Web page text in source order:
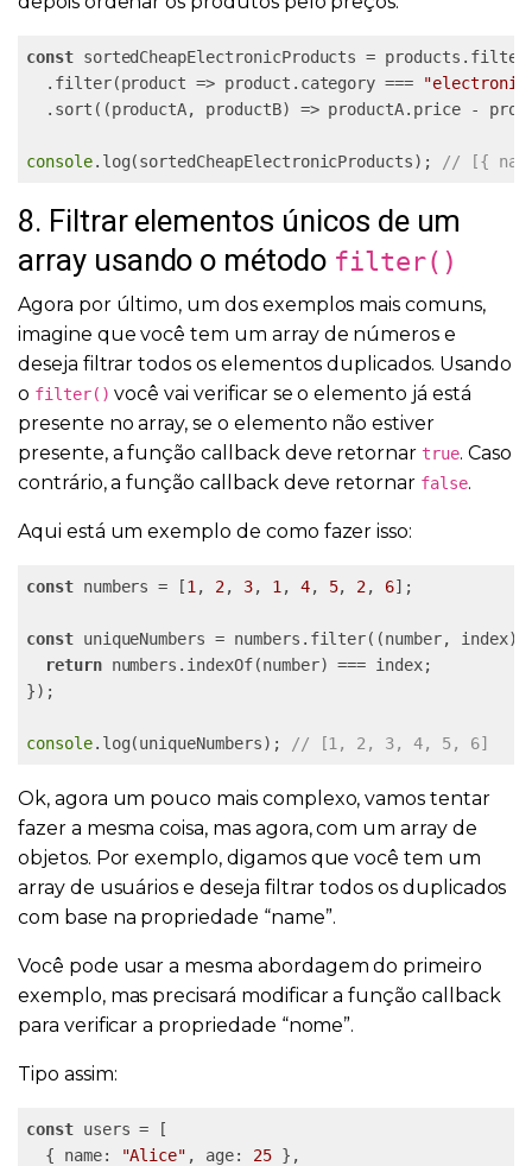
const sortedCheapElectronicProducts =
  .filter(product => product.category ===
.sort((productA, productB) => productA.price -
console.log(sortedCheapElectronicProducts); // [{
8. Filtrar elementos únicos de um
array usando o método filter()
Agora por último, um dos exemplos mais comuns,
imagine que você tem um array de números e
deseja filtrar todos os elementos duplicados. Usando
o filter() você vai verificar se o elemento já está
presente no array, se o elemento não estiver
presente, a função callback deve retornar true. Caso
contrário, a função callback deve retornar false.
Aqui está um exemplo de como fazer isso:
const numbers = [1 , 2, 3, 1 , 4, 5, 2, 6];
const uniqueNumbers = numbers.filter((number, index)
return numbers.indexOf(number) === index;
});
console.log(uniqueNumbers); // [1, 2, 3, 4, 5, 6]
Ok, agora um pouco mais complexo, vamos tentar
fazer a mesma coisa, mas agora, com um array de
objetos. Por exemplo, digamos que você tem um
array de usuários e deseja filtrar todos os duplicados
com base na propriedade “name”.
Você pode usar a mesma abordagem do primeiro
exemplo, mas precisará modificar a função callback
para verificar a propriedade “nome”.
Tipo assim:
const users = [
  { name:
"Alice" , age: 25 },